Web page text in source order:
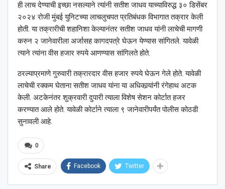
ही लाच देण्याची इच्छा नसल्याने त्यांनी सतीश जाधव याच्याविरुद्ध ३० डिसेंबर
२०२४ रोजी मुंबई युनिटच्या लाचलुचपत प्रतिबंधक विभागात तक्रार केली
होती. या तक्रारीची शहानिशा केल्यानंतर सतीश जाधव यांनी लाचेची मागणी
करुन २ जानेवारीला अर्जासह कागदपत्रे घेऊन येण्यास सांगितले. यावेळी
त्याने त्यांना वीस हजार रुपये आणण्यास सांगिलते होते.
ठरल्याप्रमाणे गुरुवारी तक्रारदार वीस हजार रुपये घेऊन गेले होते. यावेळी
लाचेची रक्कम घेताना सतीश जाधव यांना या अधिकार्‍यांनी रंगेहाथ अटक
केली. अटकेनंतर शुक्रवारी दुपारी त्याला विशेष सेशन कोर्टात हजर
करण्यात आले होते. यावेळी कोर्टाने त्याला ९ जानेवारीपर्यंत पोलीस कोठडी
सुनावली आहे.
0
Share Facebook Twitter